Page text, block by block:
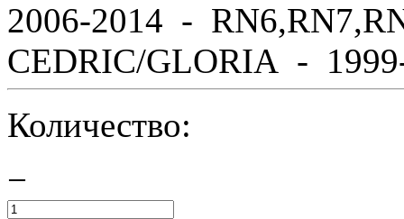
2006-2014 -
CEDRIC/GLORIA -
Количество:
−